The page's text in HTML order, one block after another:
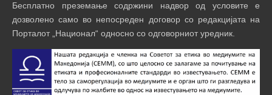
Бесплатно преземање содржини надвор од условите е
дозволено само во непосреден договор со редакцијата на
Порталот „Национал“ односно со одговорниот уредник.